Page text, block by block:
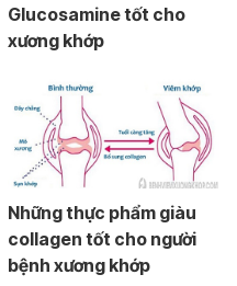
Glucosamine tốt cho
xương khớp
Những thực phẩm giàu
collagen tốt cho người
bệnh xương khớp